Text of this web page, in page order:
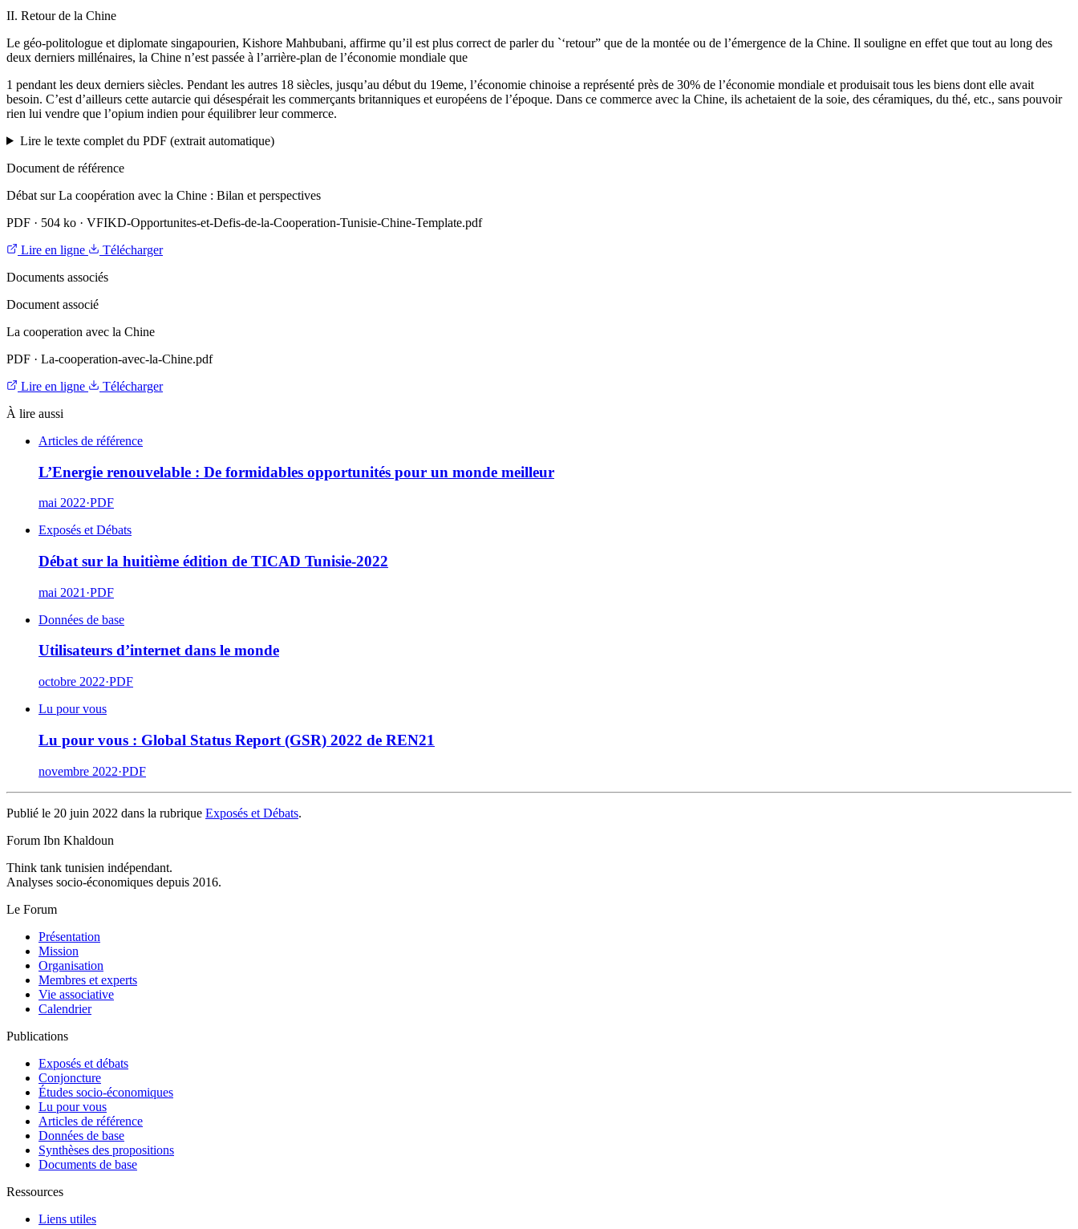
II. Retour de la Chine
Le géo-politologue et diplomate singapourien, Kishore Mahbubani, affirme qu’il est plus correct de parler du `‘retour” que de la montée ou de l’émergence de la Chine. Il souligne en effet que tout au long des
deux derniers millénaires, la Chine n’est passée à l’arrière-plan de l’économie mondiale que
1 pendant les deux derniers siècles. Pendant les autres 18 siècles, jusqu’au début du 19eme, l’économie chinoise a représenté près de 30% de l’économie mondiale et produisait tous les biens dont elle avait
besoin. C’est d’ailleurs cette autarcie qui désespérait les commerçants britanniques et européens de l’époque. Dans ce commerce avec la Chine, ils achetaient de la soie, des céramiques, du thé, etc., sans pouvoir
rien lui vendre que l’opium indien pour équilibrer leur commerce.
Lire le texte complet du PDF (extrait automatique)
Document de référence
Débat sur La coopération avec la Chine : Bilan et perspectives
PDF · 504 ko · VFIKD-Opportunites-et-Defis-de-la-Cooperation-Tunisie-Chine-Template.pdf
Lire en ligne
Télécharger
Documents associés
Document associé
La cooperation avec la Chine
PDF · La-cooperation-avec-la-Chine.pdf
Lire en ligne
Télécharger
À lire aussi
Articles de référence
L’Energie renouvelable : De formidables opportunités pour un monde meilleur
mai 2022·PDF
Exposés et Débats
Débat sur la huitième édition de TICAD Tunisie-2022
mai 2021 ·PDF
Données de base
Utilisateurs d’internet dans le monde
octobre 2022·PDF
Lu pour vous
Lu pour vous : Global Status Report (GSR) 2022 de REN21
novembre 2022·PDF
Publié le 20 juin 2022 dans la rubrique Exposés et Débats.
Forum Ibn Khaldoun
Think tank tunisien indépendant.
Analyses socio-économiques depuis 2016.
Le Forum
Présentation
Mission
Organisation
Membres et experts
Vie associative
Calendrier
Publications
Exposés et débats
Conjoncture
Études socio-économiques
Lu pour vous
Articles de référence
Données de base
Synthèses des propositions
Documents de base
Ressources
Liens utiles